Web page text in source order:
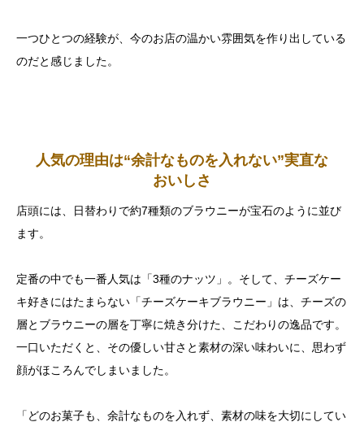
一つひとつの経験が、今のお店の温かい雰囲気を作り出している
のだと感じました。
人気の理由は“余計なものを入れない”実直な
おいしさ
店頭には、日替わりで約7種類のブラウニーが宝石のように並び
ます。
定番の中でも一番人気は「3種のナッツ」。そして、チーズケー
キ好きにはたまらない「チーズケーキブラウニー」は、チーズの
層とブラウニーの層を丁寧に焼き分けた、こだわりの逸品です。
一口いただくと、その優しい甘さと素材の深い味わいに、思わず
顔がほころんでしまいました。
「どのお菓子も、余計なものを入れず、素材の味を大切にしてい